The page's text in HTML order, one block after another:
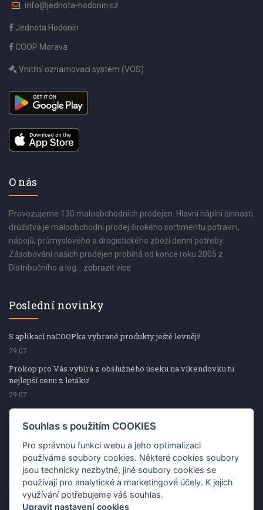
info@jednota-hodonin.cz
Jednota Hodonín
COOP Morava
Vnitřní oznamovací systém (VOS)
O nás
Provozujeme 130 maloobchodních prodejen. Hlavní náplní činnosti
družstva je maloobchodní prodej širokého sortimentu potravin,
nápojů, průmyslového a drogistického zboží denní potřeby.
Zásobování našich prodejen probíhá od konce roku 2005 z
Distribučního a log... zobrazit více
Poslední novinky
S aplikací naCOOPka vybrané produkty ještě levněji!
29.07
Prokop pro Vás vybírá z obslužného úseku na víkendovku tu
nejlepší cenu z letáku!
29.07
Prokop pro Vás vybírá z obslužného úseku na víkendovku tu
nejlepší cenu z letáku!
Kup špekáčky od Váhaly a vyhraj s naCOOPkou sekerku Fiskars
29.07
Prokop pro Vás vybírá na víkendovku ty nejlepší ceny z letáku!
29.07
Souhlas s použitím COOKIES
Pro správnou funkci webu a jeho optimalizaci
používáme soubory cookies. Některé cookies soubory
jsou technicky nezbytné, jiné soubory cookies se
používají pro analytické a marketingové účely. K jejich
využívání potřebujeme váš souhlas.
Upravit nastavení cookies